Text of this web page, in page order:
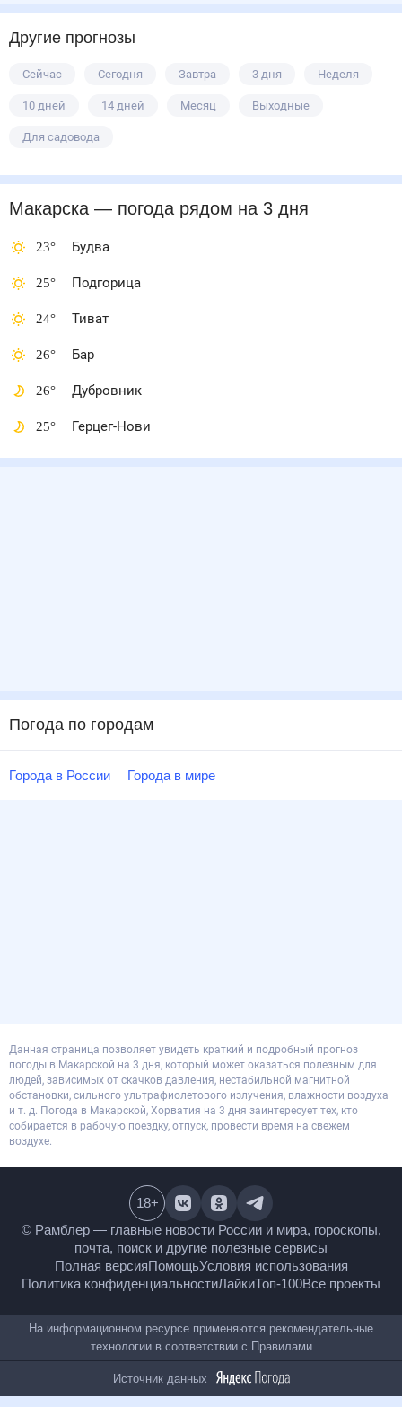
Другие прогнозы
Сейчас Сегодня Завтра 3 дня Неделя
10 дней 14 дней Месяц Выходные
Для садовода
Макарска — погода рядом на 3 дня
23° Будва
25° Подгорица
24° Тиват
26° Бар
26° Дубровник
25° Герцег-Нови
Погода по городам
Города в России Города в мире
Данная страница позволяет увидеть краткий и подробный прогноз
погоды в Макарской на 3 дня, который может оказаться полезным для
людей, зависимых от скачков давления, нестабильной магнитной
обстановки, сильного ультрафиолетового излучения, влажности воздуха
и т. д. Погода в Макарской, Хорватия на 3 дня заинтересует тех, кто
собирается в рабочую поездку, отпуск, провести время на свежем
воздухе.
© Рамблер — главные новости России и мира,
гороскопы, почта, поиск и другие полезные сервисы
Полная версияПомощьУсловия использования
Политика конфиденциальностиЛайкиТоп-100
18+
На информационном ресурсе применяются
рекомендательные технологии в соответствии сПравилами
Источник данных